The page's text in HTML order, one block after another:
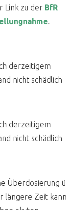
Link zu der BfR
.
derzeitigem
nicht schädlich
derzeitigem
nicht schädlich
Überdosierung ü
längere Zeit kann